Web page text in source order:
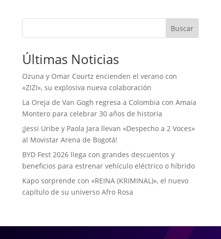
Buscar
Últimas Noticias
Ozuna y Omar Courtz encienden el verano con
«ZIZI», su explosiva nueva colaboración
La Oreja de Van Gogh regresa a Colombia con Amaia
Montero para celebrar 30 años de historia
¡Jessi Uribe y Paola Jara llevan «Despecho a 2 Voces»
al Movistar Arena de Bogotá!
BYD Fest 2026 llega con grandes descuentos y
beneficios para estrenar vehículo eléctrico o híbrido
Kapo sorprende con «REINA (KRIMINAL)», el nuevo
capítulo de su universo Afro Rosa